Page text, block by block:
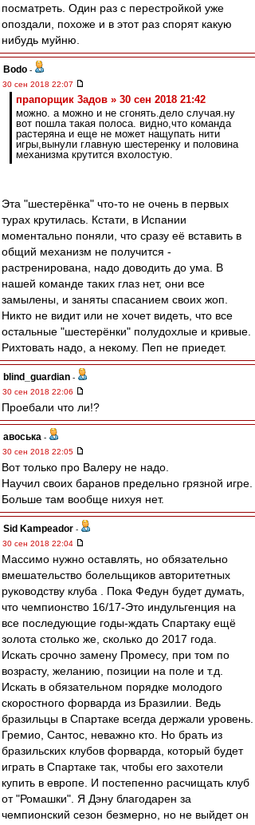
посматреть. Один раз с перестройкой уже
опоздали, похоже и в этот раз спорят какую
нибудь муйню.
Bodo -
30 сен 2018 22:07
прапорщик 3адoв » 30 сен 2018 21:42
можно. а можно и не сгонять.дело случая.ну
вот пошла такая полоса. видно,что команда
растеряна и еще не может нащупать нити
игры,вынули главную шестеренку и половина
механизма крутится вхолостую.
Эта "шестерёнка" что-то не очень в первых
турах крутилась. Кстати, в Испании
моментально поняли, что сразу её вставить в
общий механизм не получится -
растренирована, надо доводить до ума. В
нашей команде таких глаз нет, они все
замылены, и заняты спасанием своих жоп.
Никто не видит или не хочет видеть, что все
остальные "шестерёнки" полудохлые и кривые.
Рихтовать надо, а некому. Пеп не приедет.
blind_guardian -
30 сен 2018 22:06
Проебали что ли!?
авоська -
30 сен 2018 22:05
Вот только про Валеру не надо.
Научил своих баранов предельно грязной игре.
Больше там вообще нихуя нет.
Sid Kampeador -
30 сен 2018 22:04
Массимо нужно оставлять, но обязательно
вмешательство болельщиков авторитетных
руководству клуба . Пока Федун будет думать,
что чемпионство 16/17-Это индульгенция на
все последующие годы-ждать Спартаку ещё
золота столько же, сколько до 2017 года.
Искать срочно замену Промесу, при том по
возрасту, желанию, позиции на поле и т.д.
Искать в обязательном порядке молодого
скоростного форварда из Бразилии. Ведь
бразильцы в Спартаке всегда держали уровень.
Гремио, Сантос, неважно кто. Но брать из
бразильских клубов форварда, который будет
играть в Спартаке так, чтобы его захотели
купить в европе. И постепенно расчищать клуб
от "Ромашки". Я Дэну благодарен за
чемпионский сезон безмерно, но не выйдет он